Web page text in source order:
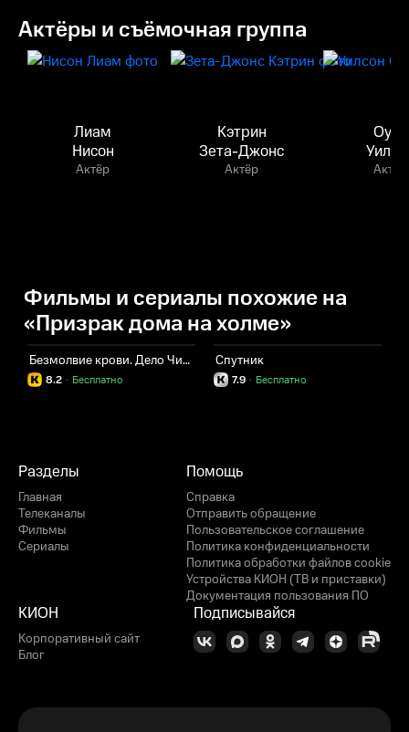
Актёры и съёмочная группа
Лиам
Нисон
Актёр
Кэтрин
Зета-Джонс
Актёр
Оуэн
Актёр
Фильмы и сериалы похожие на
«Призрак дома на холме»
Безмолвие крови. Дело Чикатило
8.2 Бесплатно
·
Спутник
7.9 Бесплатно
·
Разделы
Главная
Телеканалы
Фильмы
Сериалы
Помощь
Справка
Отправить обращение
Пользовательское соглашение
Политика конфиденциальности
Политика обработки файлов cookie
Устройства КИОН (ТВ и приставки)
Документация пользования ПО
КИОН
Корпоративный сайт
Блог
Подписывайся